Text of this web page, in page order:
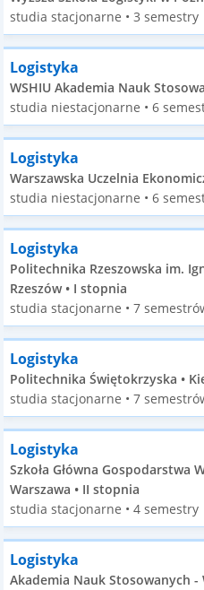
studia stacjonarne • 3 semestry
Logistyka
WSHIU Akademia Nauk
studia niestacjonarne • 6
Logistyka
Warszawska Uczelnia
studia niestacjonarne • 6
Logistyka
Politechnika Rzeszowska im.
Rzeszów • I stopnia
studia stacjonarne • 7
Logistyka
Politechnika Świętokrzyska •
studia stacjonarne • 7
Logistyka
Szkoła Główna Gospodarstwa
Warszawa • II stopnia
studia stacjonarne • 4 semestry
Logistyka
Akademia Nauk Stosowanych -